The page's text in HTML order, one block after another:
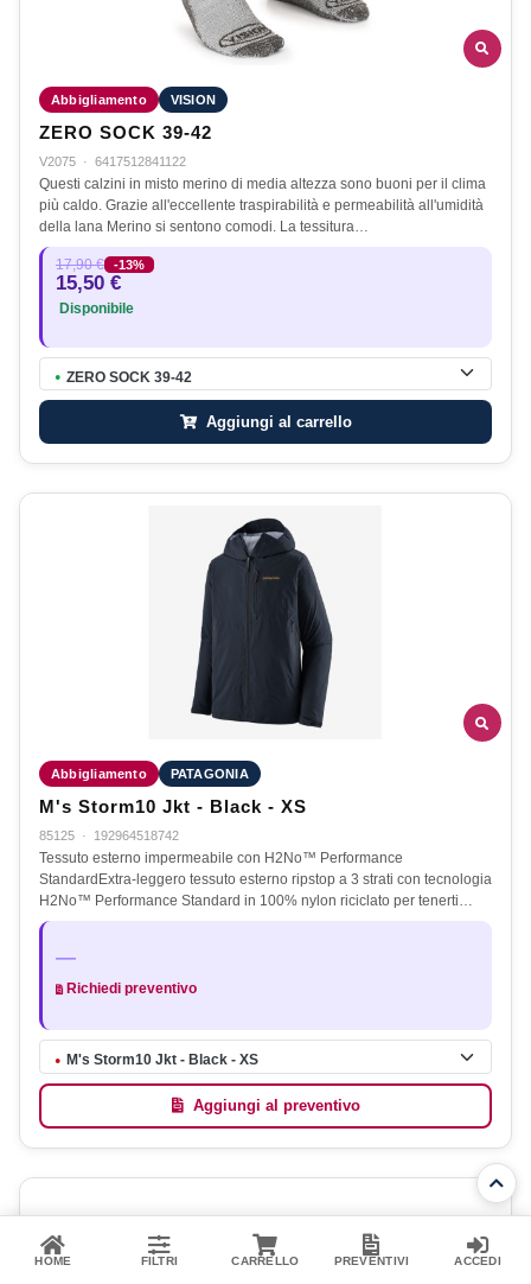
Abbigliamento VISION
ZERO SOCK 39-42
V2075 · 6417512841122
Questi calzini in misto merino di media altezza sono buoni per il clima
più caldo. Grazie all'eccellente traspirabilità e permeabilità all'umidità
della lana Merino si sentono comodi. La tessitura…
17,90 € -13%
15,50 €
Disponibile
● ZERO SOCK 39-42
Aggiungi al carrello
Abbigliamento PATAGONIA
M's Storm10 Jkt - Black - XS
85125 · 192964518742
Tessuto esterno impermeabile con H2No™ Performance
StandardExtra-leggero tessuto esterno ripstop a 3 strati con tecnologia
H2No™ Performance Standard in 100% nylon riciclato per tenerti…
—
Richiedi preventivo
● M's Storm10 Jkt - Black - XS
Aggiungi al preventivo
HOME FILTRI CARRELLO PREVENTIVI ACCEDI